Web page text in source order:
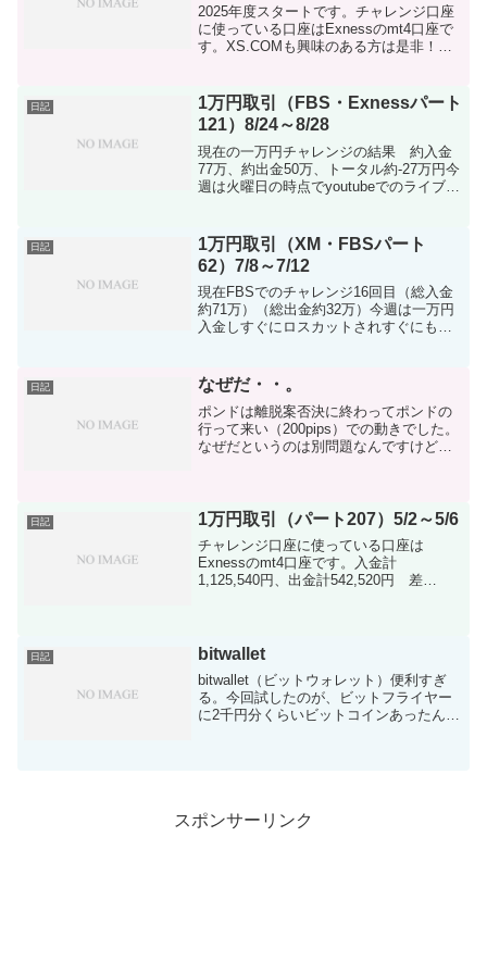
2025年度スタートです。チャレンジ口座
に使っている口座はExnessのmt4口座で
す。XS.COMも興味のある方は是非！！
XS.COMも利用中通貨/円入金...
日記
1万円取引（FBS・Exnessパート
121）8/24～8/28
現在の一万円チャレンジの結果 約入金
77万、約出金50万、トータル約-27万円今
週は火曜日の時点でyoutubeでのライブを
ですね！！！今週は取引して月曜日の時
点で損切...
日記
1万円取引（XM・FBSパート
62）7/8～7/12
現在FBSでのチャレンジ16回目（総入金
約71万）（総出金約32万）今週は一万円
入金しすぐにロスカットされすぐにもう
かなり痛い目にあってますね（笑）今年
も折り返し地点...
日記 なぜだ・・。
ポンドは離脱案否決に終わってポンドの
行って来い（200pips）での動きでした。
なぜだというのは別問題なんですけど
ってる...
日記 1万円取引（パート207）5/2～5/6
チャレンジ口座に使っている口座は
Exnessのmt4口座です。入金計
1,125,540円、出金計542,520円 差
日記 bitwallet
bitwallet（ビットウォレット）便利すぎ
る。今回試したのが、ビットフライヤー
に2千円分くらいビットコインあったん
スポンサーリンク